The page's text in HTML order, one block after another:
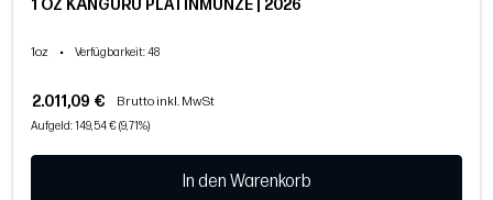
1 OZ KÄNGURU PLATINMÜNZE | 2026
1oz • Verfügbarkeit: 48
2.011,09 € Brutto inkl. MwSt
Aufgeld: 149,54 € (9,71%)
In den Warenkorb